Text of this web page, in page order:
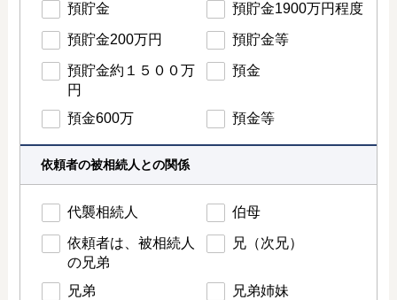
預貯金 預貯金1900万円程度
預貯金200万円 預貯金等
預貯金約１５００万
円
預金
預金600万 預金等
依頼者の被相続人との関係
代襲相続人 伯母
依頼者は、被相続人
の兄弟
兄（次兄）
兄弟 兄弟姉妹